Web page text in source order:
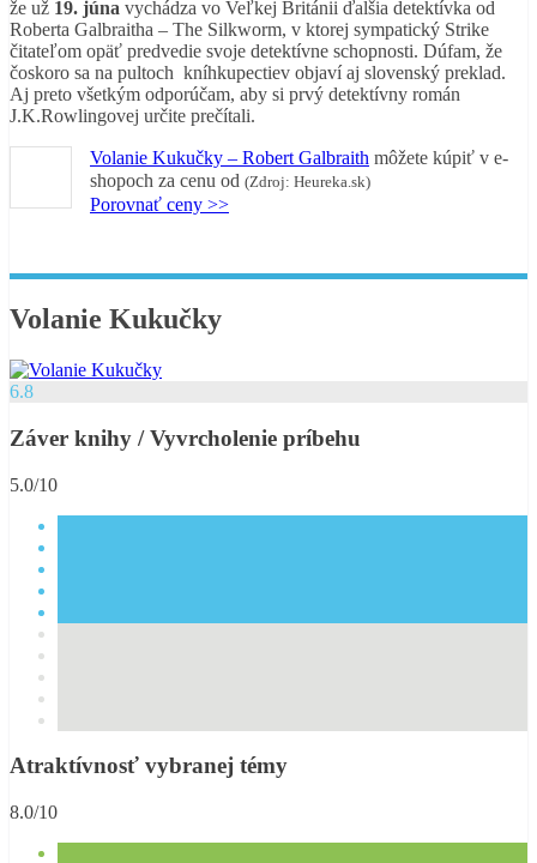
že už 19. júna vychádza vo Veľkej Británii ďalšia detektívka od
Roberta Galbraitha – The Silkworm, v ktorej sympatický Strike
čitateľom opäť predvedie svoje detektívne schopnosti. Dúfam, že
čoskoro sa na pultoch kníhkupectiev objaví aj slovenský preklad.
Aj preto všetkým odporúčam, aby si prvý detektívny román
J.K.Rowlingovej určite prečítali.
Volanie Kukučky – Robert Galbraith môžete kúpiť v e-
shopoch za cenu od (Zdroj: Heureka.sk)
Porovnať ceny >>
Volanie Kukučky
6.8
Záver knihy / Vyvrcholenie príbehu
5.0/10
Atraktívnosť vybranej témy
8.0/10